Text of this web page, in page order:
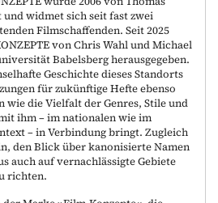
und widmet sich seit fast zwei
Filmschaffenden. Seit 2025
von Chris Wahl und Michael
Babelsberg herausgegeben.
Geschichte dieses Standorts
für zukünftige Hefte ebenso
die Vielfalt der Genres, Stile und
ihm – im nationalen wie im
– in Verbindung bringt. Zugleich
den Blick über kanonisierte Namen
auch auf vernachlässigte Gebiete
richten.